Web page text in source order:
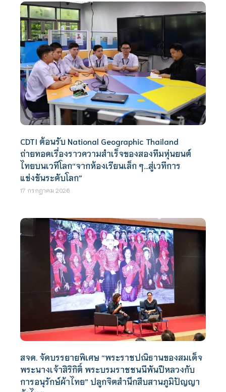
CDTI ต้อนรับ National Geographic Thailand
ถ่ายทอดเรื่องราวความสำเร็จของสองทีมหุ่นยนต์
ไทยบนเวทีโลก“จากห้องเรียนเล็ก ๆ…สู่เวทีการ
แข่งขันระดับโลก”
17 กรกฎาคม 2026
สจด. จัดบรรยายพิเศษ “พระราชปณิธานของสมเด็จ
พระนางเจ้าสิริกิติ์ พระบรมราชชนนีพันปีหลวงกับ
การอนุรักษ์ผ้าไทย” ปลูกจิตสำนึกสืบสานภูมิปัญญา